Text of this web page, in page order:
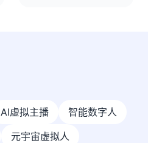
AI虚拟主播
智能数字人
元宇宙虚拟人